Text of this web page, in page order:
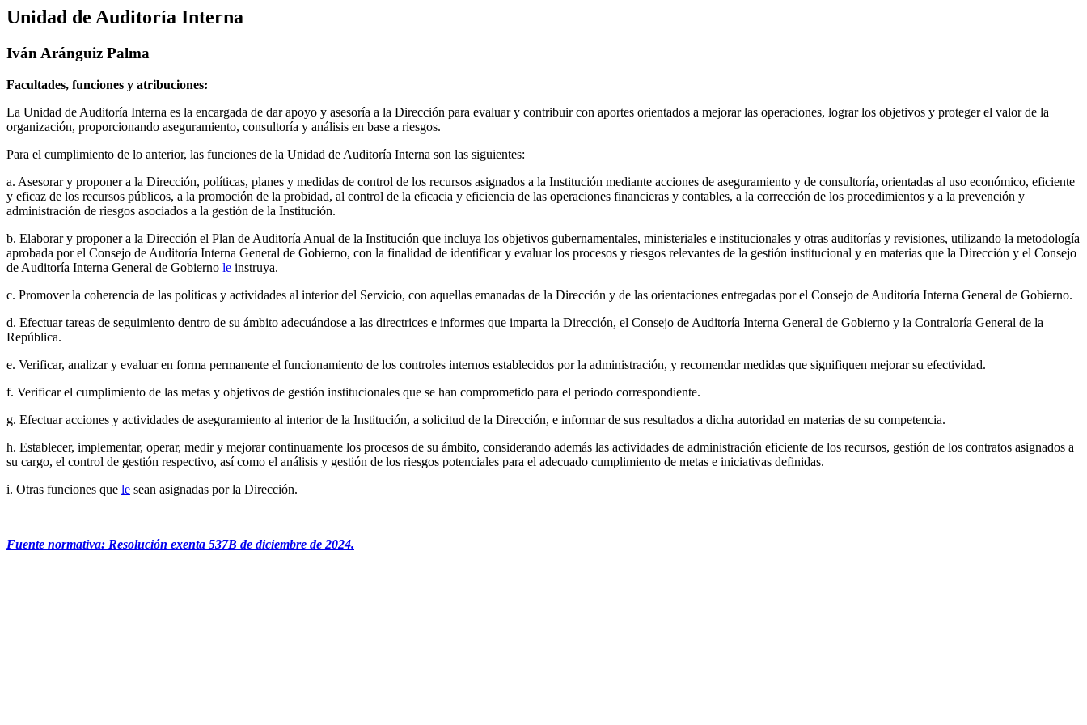
Unidad de Auditoría Interna
Iván Aránguiz Palma
Facultades, funciones y atribuciones:
La Unidad de Auditoría Interna es la encargada de dar apoyo y asesoría a la Dirección para evaluar y contribuir con aportes orientados a mejorar las operaciones, lograr los objetivos y proteger el valor de la
organización, proporcionando aseguramiento, consultoría y análisis en base a riesgos.
Para el cumplimiento de lo anterior, las funciones de la Unidad de Auditoría Interna son las siguientes:
a. Asesorar y proponer a la Dirección, políticas, planes y medidas de control de los recursos asignados a la Institución mediante acciones de aseguramiento y de consultoría, orientadas al uso económico, eficiente
y eficaz de los recursos públicos, a la promoción de la probidad, al control de la eficacia y eficiencia de las operaciones financieras y contables, a la corrección de los procedimientos y a la prevención y
administración de riesgos asociados a la gestión de la Institución.
b. Elaborar y proponer a la Dirección el Plan de Auditoría Anual de la Institución que incluya los objetivos gubernamentales, ministeriales e institucionales y otras auditorías y revisiones, utilizando la metodología
aprobada por el Consejo de Auditoría Interna General de Gobierno, con la finalidad de identificar y evaluar los procesos y riesgos relevantes de la gestión institucional y en materias que la Dirección y el Consejo
de Auditoría Interna General de Gobierno le instruya.
c. Promover la coherencia de las políticas y actividades al interior del Servicio, con aquellas emanadas de la Dirección y de las orientaciones entregadas por el Consejo de Auditoría Interna General de Gobierno.
d. Efectuar tareas de seguimiento dentro de su ámbito adecuándose a las directrices e informes que imparta la Dirección, el Consejo de Auditoría Interna General de Gobierno y la Contraloría General de la
República.
e. Verificar, analizar y evaluar en forma permanente el funcionamiento de los controles internos establecidos por la administración, y recomendar medidas que signifiquen mejorar su efectividad.
f. Verificar el cumplimiento de las metas y objetivos de gestión institucionales que se han comprometido para el periodo correspondiente.
g. Efectuar acciones y actividades de aseguramiento al interior de la Institución, a solicitud de la Dirección, e informar de sus resultados a dicha autoridad en materias de su competencia.
h. Establecer, implementar, operar, medir y mejorar continuamente los procesos de su ámbito, considerando además las actividades de administración eficiente de los recursos, gestión de los contratos asignados a
su cargo, el control de gestión respectivo, así como el análisis y gestión de los riesgos potenciales para el adecuado cumplimiento de metas e iniciativas definidas.
i. Otras funciones que le sean asignadas por la Dirección.
Fuente normativa: Resolución exenta 537B de diciembre de 2024.